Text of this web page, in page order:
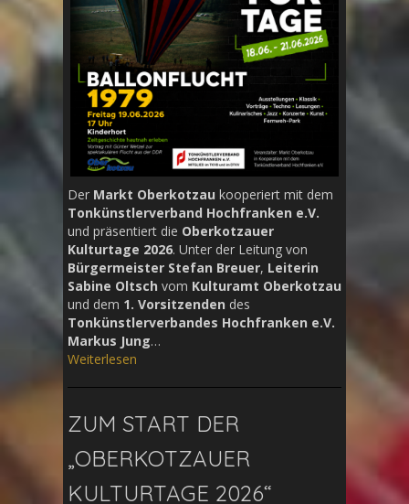
Der Markt Oberkotzau kooperiert mit dem
Tonkünstlerverband Hochfranken e.V.
und präsentiert die Oberkotzauer
Kulturtage 2026. Unter der Leitung von
Bürgermeister Stefan Breuer, Leiterin
Sabine Oltsch vom Kulturamt Oberkotzau
und dem 1. Vorsitzenden des
Tonkünstlerverbandes Hochfranken e.V.
Markus Jung…
Weiterlesen
ZUM START DER
„OBERKOTZAUER
KULTURTAGE 2026“